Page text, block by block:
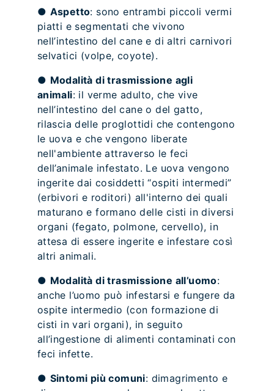
● Aspetto: sono entrambi piccoli vermi
piatti e segmentati che vivono
nell’intestino del cane e di altri carnivori
selvatici (volpe, coyote).
● Modalità di trasmissione agli
animali: il verme adulto, che vive
nell’intestino del cane o del gatto,
rilascia delle proglottidi che contengono
le uova e che vengono liberate
nell'ambiente attraverso le feci
dell’animale infestato. Le uova vengono
ingerite dai cosiddetti “ospiti intermedi”
(erbivori e roditori) all'interno dei quali
maturano e formano delle cisti in diversi
organi (fegato, polmone, cervello), in
attesa di essere ingerite e infestare così
altri animali.
● Modalità di trasmissione all’uomo:
anche l’uomo può infestarsi e fungere da
ospite intermedio (con formazione di
cisti in vari organi), in seguito
all’ingestione di alimenti contaminati con
feci infette.
● Sintomi più comuni: dimagrimento e